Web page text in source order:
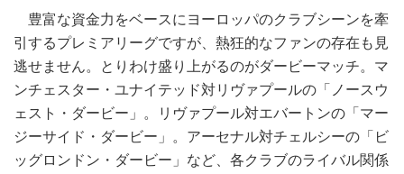
豊富な資金力をベースにヨーロッパのクラブシーンを牽
引するプレミアリーグですが、熱狂的なファンの存在も見
逃せません。とりわけ盛り上がるのがダービーマッチ。マ
ンチェスター・ユナイテッド対リヴァプールの「ノースウ
ェスト・ダービー」。リヴァプール対エバートンの「マー
ジーサイド・ダービー」。アーセナル対チェルシーの「ビ
ッグロンドン・ダービー」など、各クラブのライバル関係